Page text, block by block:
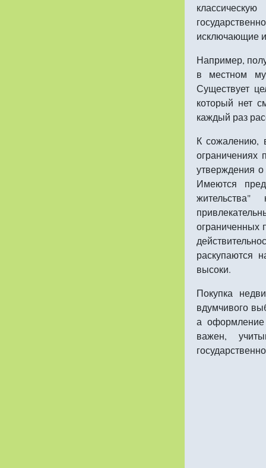
исключающие
Например,
в местном
Существует
который нет
каждый раз
К сожалению,
ограничениях
утверждения
Имеются
ограниченных
раскупаются
высоки.
Покупка
вдумчивого
а
важен,